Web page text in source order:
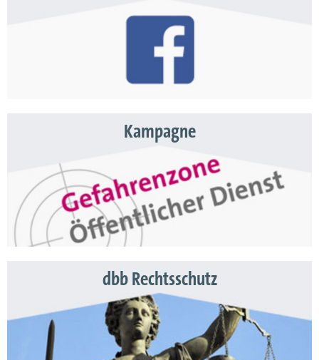
Kampagne
dbb Rechtsschutz